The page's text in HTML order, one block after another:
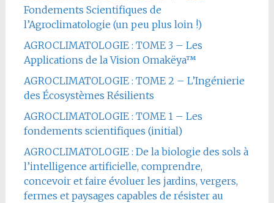
Fondements Scientifiques de
l’Agroclimatologie (un peu plus loin !)
AGROCLIMATOLOGIE : TOME 3 – Les
Applications de la Vision Omakëya™
AGROCLIMATOLOGIE : TOME 2 – L’Ingénierie
des Écosystèmes Résilients
AGROCLIMATOLOGIE : TOME 1 – Les
fondements scientifiques (initial)
AGROCLIMATOLOGIE : De la biologie des sols à
l’intelligence artificielle, comprendre,
concevoir et faire évoluer les jardins, vergers,
fermes et paysages capables de résister au